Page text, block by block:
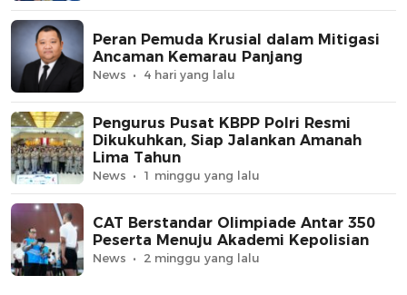
Peran Pemuda Krusial dalam Mitigasi
Ancaman Kemarau Panjang
News 4 hari yang lalu
Pengurus Pusat KBPP Polri Resmi
Dikukuhkan, Siap Jalankan Amanah
Lima Tahun
News 1 minggu yang lalu
CAT Berstandar Olimpiade Antar 350
Peserta Menuju Akademi Kepolisian
News 2 minggu yang lalu